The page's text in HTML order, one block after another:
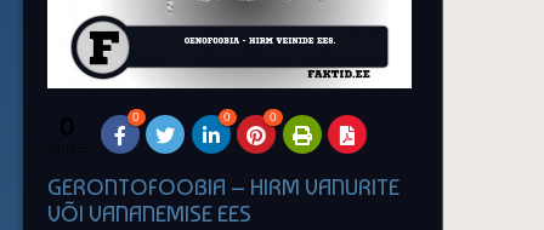
0 0 0 0
GERONTOFOOBIA – HIRM VANURITE
VÕI VANANEMISE EES